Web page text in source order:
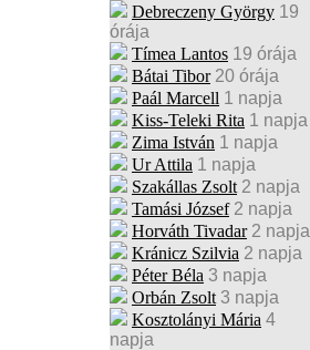
Debreczeny György 19
órája
Tímea Lantos 19 órája
Bátai Tibor 20 órája
Paál Marcell 1 napja
Kiss-Teleki Rita 1 napja
Zima István 1 napja
Ur Attila 1 napja
Szakállas Zsolt 2 napja
Tamási József 2 napja
Horváth Tivadar 2 napja
Kránicz Szilvia 2 napja
Péter Béla 3 napja
Orbán Zsolt 3 napja
Kosztolányi Mária 4
napja